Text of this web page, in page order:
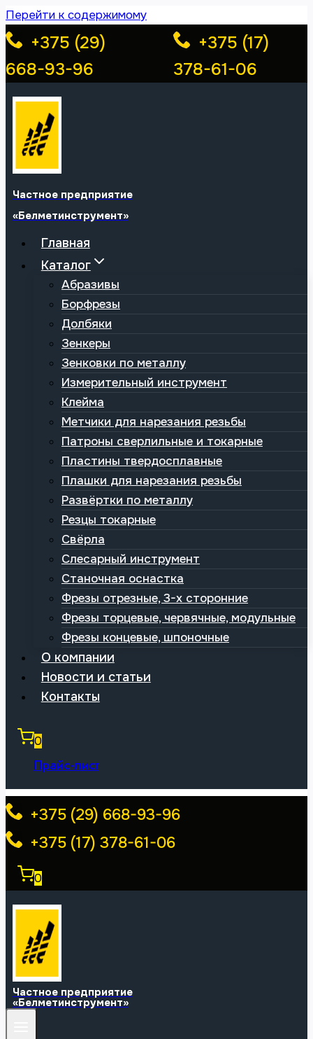
Перейти к содержимому
+375 (29)
668-93-96
+375 (17)
378-61-06
Частное предприятие
«Белметинструмент»
Главная
Каталог
Абразивы
Борфрезы
Долбяки
Зенкеры
Зенковки по металлу
Измерительный инструмент
Клейма
Метчики для нарезания резьбы
Патроны сверлильные и токарные
Пластины твердосплавные
Плашки для нарезания резьбы
Развёртки по металлу
Резцы токарные
Свёрла
Слесарный инструмент
Станочная оснастка
Фрезы отрезные, 3-х сторонние
Фрезы торцевые, червячные, модульные
Фрезы концевые, шпоночные
О компании
Новости и статьи
Контакты
0
Прайс-лист
+375 (29) 668-93-96
+375 (17) 378-61-06
0
Частное предприятие
«Белметинструмент»